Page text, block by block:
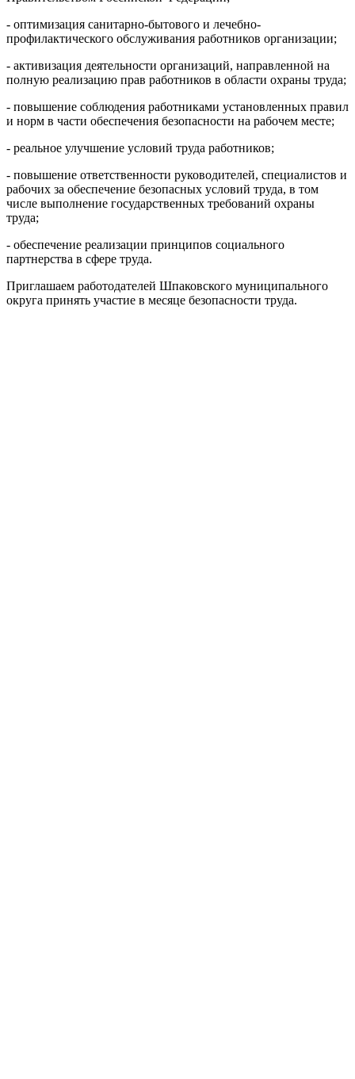
- оптимизация санитарно-бытового и лечебно-
профилактического обслуживания работников организации;
- активизация деятельности организаций, направленной на
полную реализацию прав работников в области охраны труда;
- повышение соблюдения работниками установленных правил
и норм в части обеспечения безопасности на рабочем месте;
- реальное улучшение условий труда работников;
- повышение ответственности руководителей, специалистов и
рабочих за обеспечение безопасных условий труда, в том
числе выполнение государственных требований охраны
труда;
- обеспечение реализации принципов социального
партнерства в сфере труда.
Приглашаем работодателей Шпаковского муниципального
округа принять участие в месяце безопасности труда.